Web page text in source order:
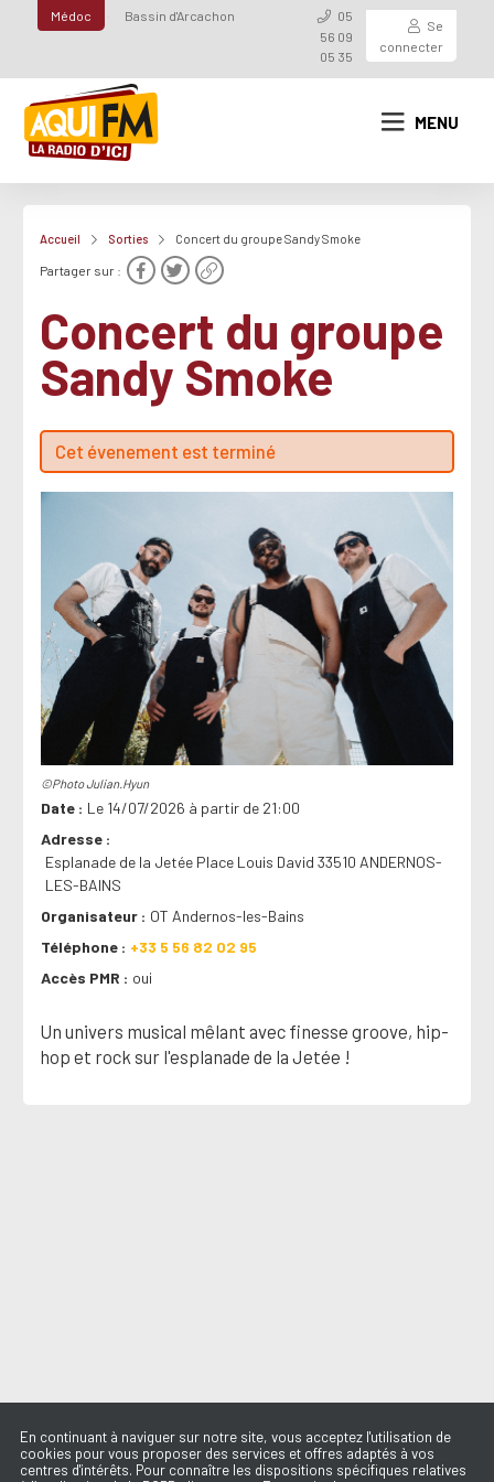
Médoc Bassin d'Arcachon
05
56 09
05 35
Se
connecter
MENU
Accueil Sorties Concert du groupe Sandy Smoke
Partager sur :
Concert du groupe
Sandy Smoke
Cet évenement est terminé
©Photo Julian.Hyun
Date
Le 14/07/2026 à partir de 21:00
Adresse
Esplanade de la Jetée Place Louis David 33510 ANDERNOS-
LES-BAINS
Organisateur
OT Andernos-les-Bains
Téléphone
+33 5 56 82 02 95
Accès PMR
oui
Un univers musical mêlant avec finesse groove, hip-
hop et rock sur l'esplanade de la Jetée !
En continuant à naviguer sur notre site, vous acceptez l'utilisation de
cookies pour vous proposer des services et offres adaptés à vos
centres d'intérêts. Pour connaître les dispositions spécifiques relatives